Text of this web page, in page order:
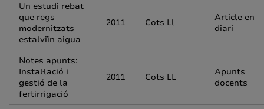
Un estudi rebat
que regs
modernitzats
estalviïn aigua
2011 Cots Ll
Article en
diari
Notes apunts:
Instal·lació i
gestió de la
fertirrigació
2011 Cots LL
Apunts
docents